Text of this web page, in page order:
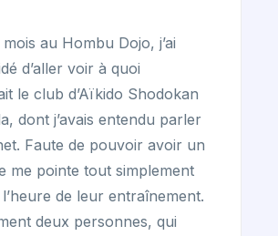
au Hombu Dojo, j’ai
d’aller voir à quoi
le club d’Aïkido Shodokan
dont j’avais entendu parler
Faute de pouvoir avoir un
me pointe tout simplement
de leur entraînement.
deux personnes, qui